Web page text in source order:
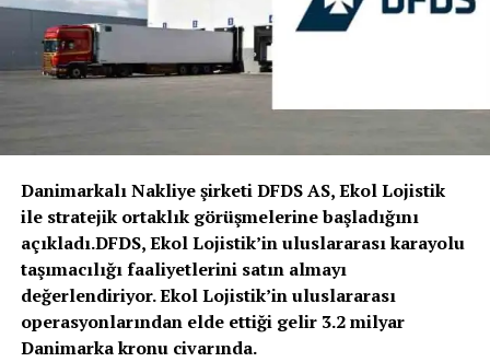
Danimarkalı Nakliye şirketi DFDS AS, Ekol Lojistik
ile stratejik ortaklık görüşmelerine başladığını
açıkladı.DFDS, Ekol Lojistik’in uluslararası karayolu
taşımacılığı faaliyetlerini satın almayı
değerlendiriyor. Ekol Lojistik’in uluslararası
operasyonlarından elde ettiği gelir 3.2 milyar
Danimarka kronu civarında.